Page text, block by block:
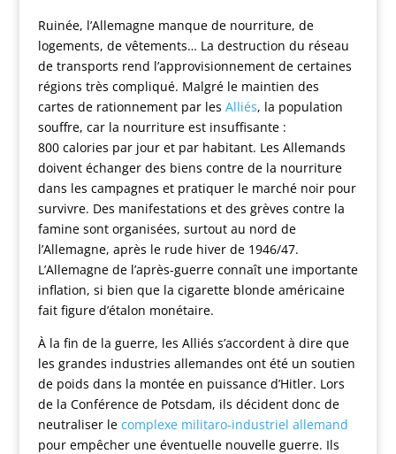
Ruinée, l’Allemagne manque de nourriture, de
logements, de vêtements… La destruction du réseau
de transports rend l’approvisionnement de certaines
régions très compliqué. Malgré le maintien des
cartes de rationnement par les Alliés, la population
souffre, car la nourriture est insuffisante :
800 calories par jour et par habitant. Les Allemands
doivent échanger des biens contre de la nourriture
dans les campagnes et pratiquer le marché noir pour
survivre. Des manifestations et des grèves contre la
famine sont organisées, surtout au nord de
l’Allemagne, après le rude hiver de 1946/47.
L’Allemagne de l’après-guerre connaît une importante
inflation, si bien que la cigarette blonde américaine
fait figure d’étalon monétaire.
À la fin de la guerre, les Alliés s’accordent à dire que
les grandes industries allemandes ont été un soutien
de poids dans la montée en puissance d’Hitler. Lors
de la Conférence de Potsdam, ils décident donc de
neutraliser le complexe militaro-industriel allemand
pour empêcher une éventuelle nouvelle guerre. Ils